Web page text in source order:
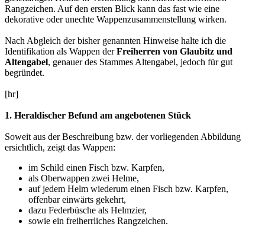
Rangzeichen. Auf den ersten Blick kann das fast wie eine
dekorative oder unechte Wappenzusammenstellung wirken.
Nach Abgleich der bisher genannten Hinweise halte ich die
Identifikation als Wappen derFreiherren von Glaubitz und
Altengabel, genauer des Stammes Altengabel, jedoch für gut
begründet.
[hr]
1. Heraldischer Befund am angebotenen Stück
Soweit aus der Beschreibung bzw. der vorliegenden Abbildung
ersichtlich, zeigt das Wappen:
im Schild einen Fisch bzw. Karpfen,
als Oberwappen zwei Helme,
auf jedem Helm wiederum einen Fisch bzw. Karpfen,
offenbar einwärts gekehrt,
dazu Federbüsche als Helmzier,
sowie ein freiherrliches Rangzeichen.